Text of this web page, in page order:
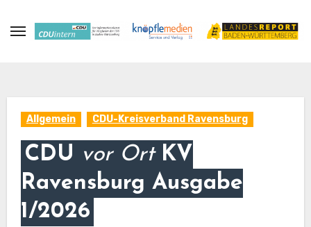
Inhalt
Allgemein CDU-Kreisverband Ravensburg
CDU vor OrtKV
Ravensburg Ausgabe
1/2026